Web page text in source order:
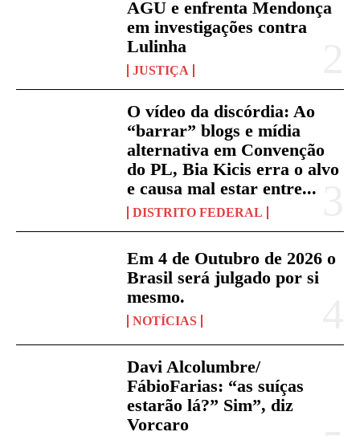
AGU e enfrenta Mendonça
em investigações contra
Lulinha
JUSTIÇA
O vídeo da discórdia: Ao
“barrar” blogs e mídia
alternativa em Convenção
do PL, Bia Kicis erra o alvo
e causa mal estar entre...
DISTRITO FEDERAL
Em 4 de Outubro de 2026 o
Brasil será julgado por si
mesmo.
NOTÍCIAS
Davi Alcolumbre/
FábioFarias: “as suíças
estarão lá?” Sim”, diz
Vorcaro